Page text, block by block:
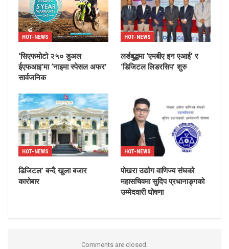
HOT-NEWS
‘सिएफमोटो २५० डुअल
ईएफआइ’मा ‘नाइमा स्पेसल अफर’
सार्वजनिक
HOT-NEWS
लर्डबुद्धमा ‘एमबीए इन एआई’ र
‘डिजिटल लिडरसिप’ शुरु
HOT-NEWS
डिजिटल’ बन्दै खुला बजार
कारोबार
HOT-NEWS
पोखरा उद्योग वाणिज्य संघको
महासचिवमा सुदिप प्रधानाङ्गको
उम्मेदवारी घोषणा
Comments are closed.